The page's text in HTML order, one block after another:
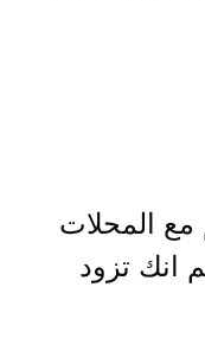
مع المحلات
انك تزود